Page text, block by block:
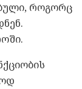
როგორც